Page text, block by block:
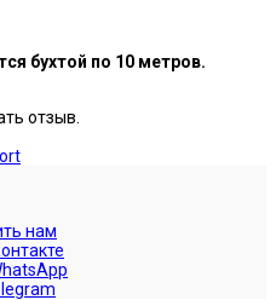
бухтой по 10 метров.
отзыв.
нам